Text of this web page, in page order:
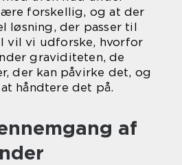
forskellig, og at der
løsning, der passer til
vil vi udforske, hvorfor
graviditeten, de
der kan påvirke det, og
håndtere det på.
af